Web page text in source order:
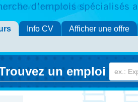
Info CV Afficher une offre
un emploi